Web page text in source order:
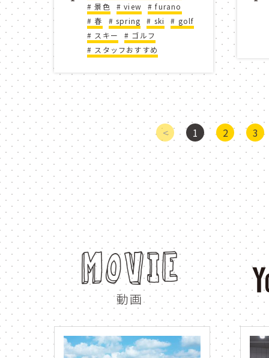
palmer course
プリンスグランドリゾート富
prince grand resorts furano
今、私たちができること
オムライス chef
omelet rice アトラク
遊び こども ス
attraction onsite
children thrill
アクティビティー
夏 アクティビティ
summer ショッピング
景色
view
furano
春
spring ski
golf
スキー
ゴルフ
スタッフおすすめ
< 1 2 3
MOVIE
動画